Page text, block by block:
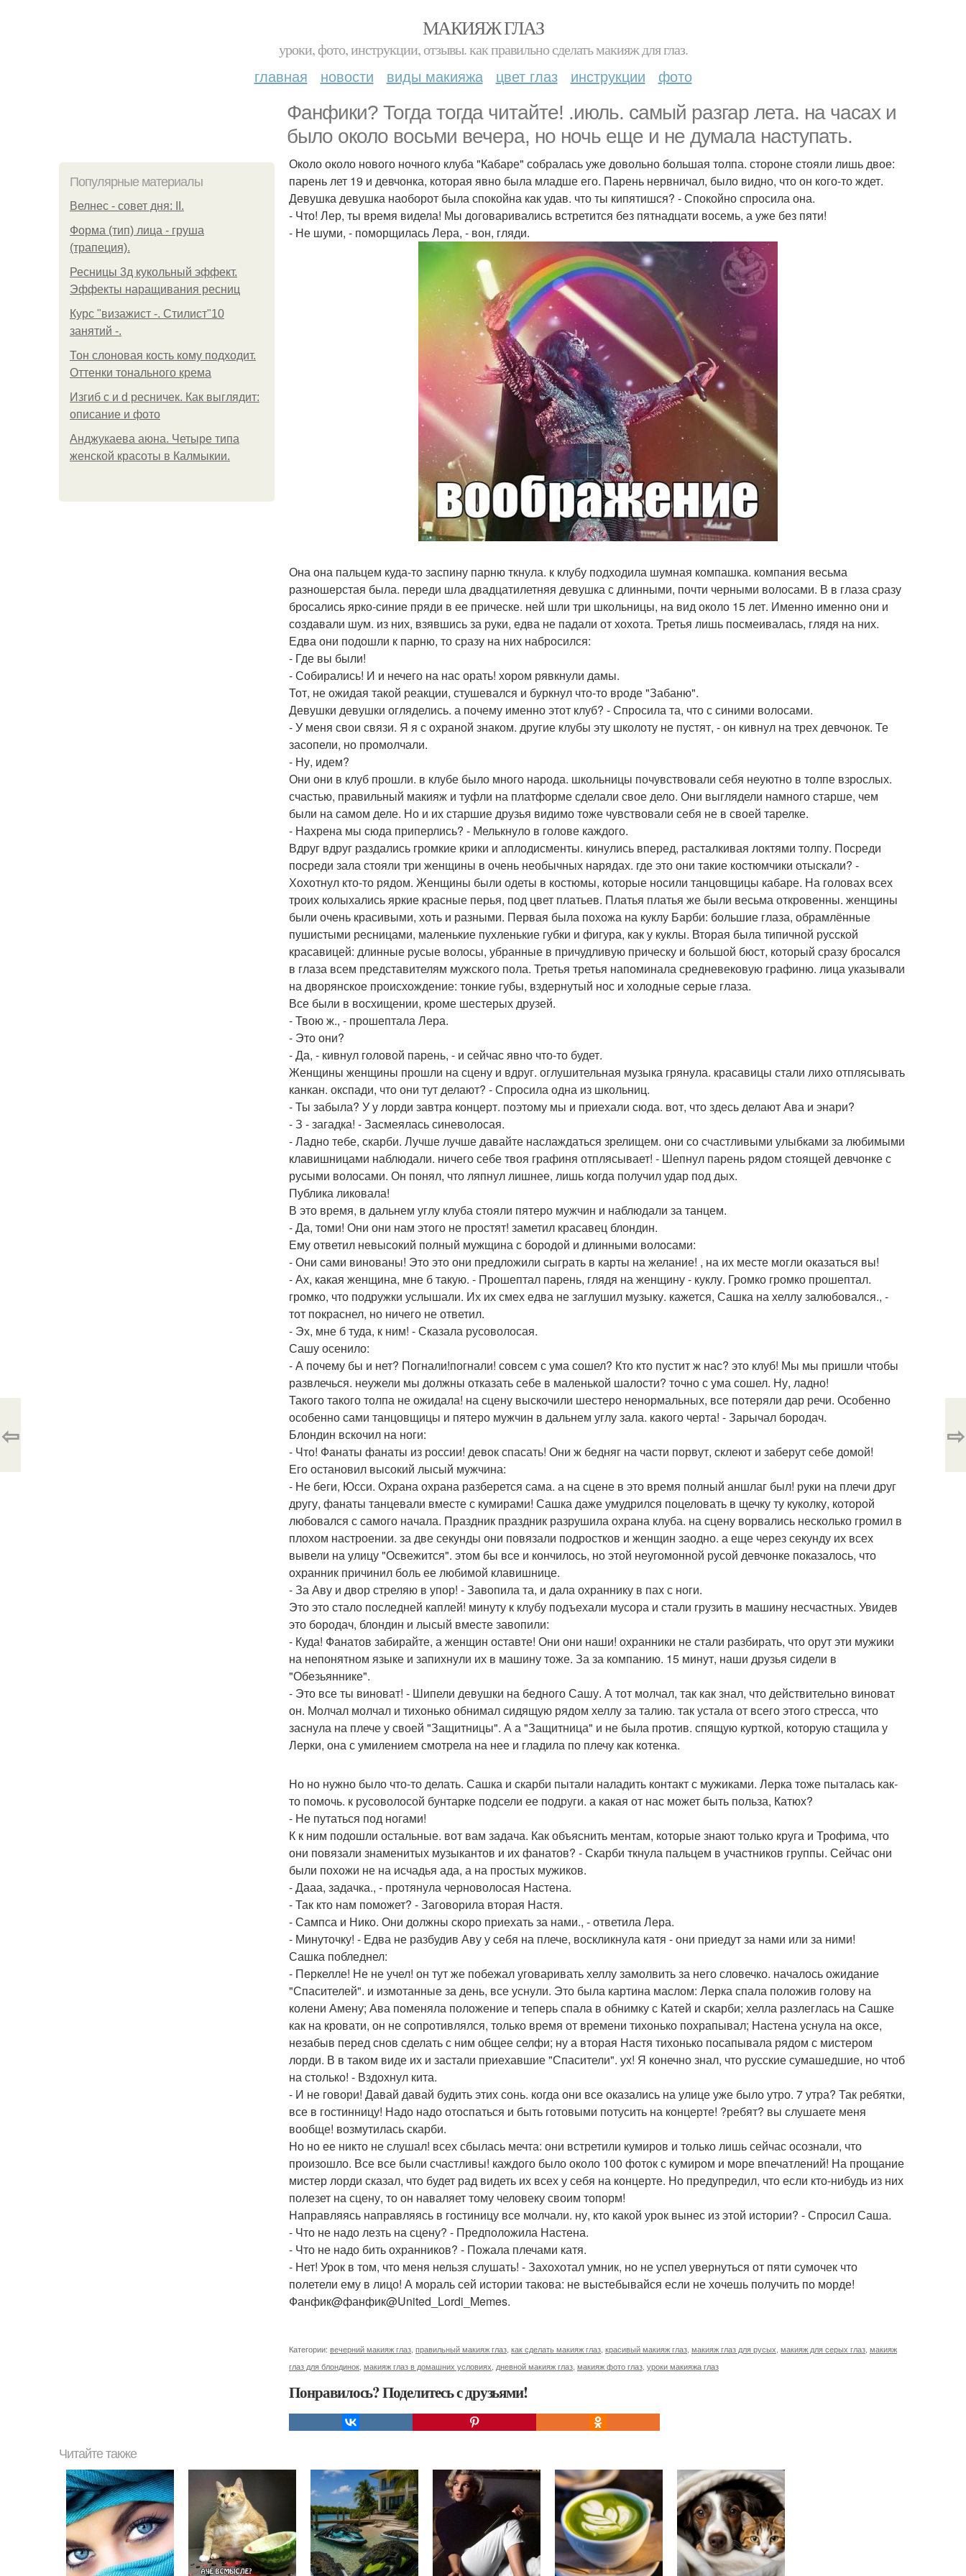
МАКИЯЖ ГЛАЗ
уроки, фото, инструкции, отзывы. как правильно сделать макияж для глаз.
главная новости виды макияжа цвет глаз инструкции фото
Фанфики? Тогда тогда читайте! .июль. самый разгар лета. на часах и
было около восьми вечера, но ночь еще и не думала наступать.
Популярные материалы
Велнес - совет дня: II.
Форма (тип) лица - груша
(трапеция).
Ресницы 3д кукольный эффект.
Эффекты наращивания ресниц
Курс "визажист -. Стилист"10
занятий -.
Тон слоновая кость кому подходит.
Оттенки тонального крема
Изгиб c и d ресничек. Как выглядит:
описание и фото
Анджукаева аюна. Четыре типа
женской красоты в Калмыкии.
Около около нового ночного клуба "Кабаре" собралась уже довольно большая толпа. стороне стояли лишь двое:
парень лет 19 и девчонка, которая явно была младше его. Парень нервничал, было видно, что он кого-то ждет.
Девушка девушка наоборот была спокойна как удав. что ты кипятишся? - Спокойно спросила она.
- Что! Лер, ты время видела! Мы договаривались встретится без пятнадцати восемь, а уже без пяти!
- Не шуми, - поморщилась Лера, - вон, гляди.
Она она пальцем куда-то заспину парню ткнула. к клубу подходила шумная компашка. компания весьма
разношерстая была. переди шла двадцатилетняя девушка с длинными, почти черными волосами. В в глаза сразу
бросались ярко-синие пряди в ее прическе. ней шли три школьницы, на вид около 15 лет. Именно именно они и
создавали шум. из них, взявшись за руки, едва не падали от хохота. Третья лишь посмеивалась, глядя на них.
Едва они подошли к парню, то сразу на них набросился:
- Где вы были!
- Собирались! И и нечего на нас орать! хором рявкнули дамы.
Тот, не ожидая такой реакции, стушевался и буркнул что-то вроде "Забаню".
Девушки девушки огляделись. а почему именно этот клуб? - Спросила та, что с синими волосами.
- У меня свои связи. Я я с охраной знаком. другие клубы эту школоту не пустят, - он кивнул на трех девчонок. Те
засопели, но промолчали.
- Ну, идем?
Они они в клуб прошли. в клубе было много народа. школьницы почувствовали себя неуютно в толпе взрослых.
счастью, правильный макияж и туфли на платформе сделали свое дело. Они выглядели намного старше, чем
были на самом деле. Но и их старшие друзья видимо тоже чувствовали себя не в своей тарелке.
- Нахрена мы сюда приперлись? - Мелькнуло в голове каждого.
Вдруг вдруг раздались громкие крики и аплодисменты. кинулись вперед, расталкивая локтями толпу. Посреди
посреди зала стояли три женщины в очень необычных нарядах. где это они такие костюмчики отыскали? -
Хохотнул кто-то рядом. Женщины были одеты в костюмы, которые носили танцовщицы кабаре. На головах всех
троих колыхались яркие красные перья, под цвет платьев. Платья платья же были весьма откровенны. женщины
были очень красивыми, хоть и разными. Первая была похожа на куклу Барби: большие глаза, обрамлённые
пушистыми ресницами, маленькие пухленькие губки и фигура, как у куклы. Вторая была типичной русской
красавицей: длинные русые волосы, убранные в причудливую прическу и большой бюст, который сразу бросался
в глаза всем представителям мужского пола. Третья третья напоминала средневековую графиню. лица указывали
на дворянское происхождение: тонкие губы, вздернутый нос и холодные серые глаза.
Все были в восхищении, кроме шестерых друзей.
- Твою ж., - прошептала Лера.
- Это они?
- Да, - кивнул головой парень, - и сейчас явно что-то будет.
Женщины женщины прошли на сцену и вдруг. оглушительная музыка грянула. красавицы стали лихо отплясывать
канкан. окспади, что они тут делают? - Спросила одна из школьниц.
- Ты забыла? У у лорди завтра концерт. поэтому мы и приехали сюда. вот, что здесь делают Ава и энари?
- З - загадка! - Засмеялась синеволосая.
- Ладно тебе, скарби. Лучше лучше давайте наслаждаться зрелищем. они со счастливыми улыбками за любимыми
клавишницами наблюдали. ничего себе твоя графиня отплясывает! - Шепнул парень рядом стоящей девчонке с
русыми волосами. Он понял, что ляпнул лишнее, лишь когда получил удар под дых.
Публика ликовала!
В это время, в дальнем углу клуба стояли пятеро мужчин и наблюдали за танцем.
- Да, томи! Они они нам этого не простят! заметил красавец блондин.
Ему ответил невысокий полный мужщина с бородой и длинными волосами:
- Они сами винованы! Это это они предложили сыграть в карты на желание! , на их месте могли оказаться вы!
- Ах, какая женщина, мне б такую. - Прошептал парень, глядя на женщину - куклу. Громко громко прошептал.
громко, что подружки услышали. Их их смех едва не заглушил музыку. кажется, Сашка на хеллу залюбовался., -
тот покраснел, но ничего не ответил.
- Эх, мне б туда, к ним! - Сказала русоволосая.
Сашу осенило:
- А почему бы и нет? Погнали!погнали! совсем с ума сошел? Кто кто пустит ж нас? это клуб! Мы мы пришли чтобы
развлечься. неужели мы должны отказать себе в маленькой шалости? точно с ума сошел. Ну, ладно!
Такого такого толпа не ожидала! на сцену выскочили шестеро ненормальных, все потеряли дар речи. Особенно
особенно сами танцовщицы и пятеро мужчин в дальнем углу зала. какого черта! - Зарычал бородач.
Блондин вскочил на ноги:
- Что! Фанаты фанаты из россии! девок спасать! Они ж бедняг на части порвут, склеют и заберут себе домой!
Его остановил высокий лысый мужчина:
- Не беги, Юсси. Охрана охрана разберется сама. а на сцене в это время полный аншлаг был! руки на плечи друг
другу, фанаты танцевали вместе с кумирами! Сашка даже умудрился поцеловать в щечку ту куколку, которой
любовался с самого начала. Праздник праздник разрушила охрана клуба. на сцену ворвались несколько громил в
плохом настроении. за две секунды они повязали подростков и женщин заодно. а еще через секунду их всех
вывели на улицу "Освежится". этом бы все и кончилось, но этой неугомонной русой девчонке показалось, что
охранник причинил боль ее любимой клавишнице.
- За Аву и двор стреляю в упор! - Завопила та, и дала охраннику в пах с ноги.
Это это стало последней каплей! минуту к клубу подъехали мусора и стали грузить в машину несчастных. Увидев
это бородач, блондин и лысый вместе завопили:
- Куда! Фанатов забирайте, а женщин оставте! Они они наши! охранники не стали разбирать, что орут эти мужики
на непонятном языке и запихнули их в машину тоже. За за компанию. 15 минут, наши друзья сидели в
"Обезьяннике".
- Это все ты виноват! - Шипели девушки на бедного Сашу. А тот молчал, так как знал, что действительно виноват
он. Молчал молчал и тихонько обнимал сидящую рядом хеллу за талию. так устала от всего этого стресса, что
заснула на плече у своей "Защитницы". А а "Защитница" и не была против. спящую курткой, которую стащила у
Лерки, она с умилением смотрела на нее и гладила по плечу как котенка.
Но но нужно было что-то делать. Сашка и скарби пытали наладить контакт с мужиками. Лерка тоже пыталась как-
то помочь. к русоволосой бунтарке подсели ее подруги. а какая от нас может быть польза, Катюх?
- Не путаться под ногами!
К к ним подошли остальные. вот вам задача. Как объяснить ментам, которые знают только круга и Трофима, что
они повязали знаменитых музыкантов и их фанатов? - Скарби ткнула пальцем в участников группы. Сейчас они
были похожи не на исчадья ада, а на простых мужиков.
- Дааа, задачка., - протянула черноволосая Настена.
- Так кто нам поможет? - Заговорила вторая Настя.
- Сампса и Нико. Они должны скоро приехать за нами., - ответила Лера.
- Минуточку! - Едва не разбудив Аву у себя на плече, воскликнула катя - они приедут за нами или за ними!
Сашка побледнел:
- Перкелле! Не не учел! он тут же побежал уговаривать хеллу замолвить за него словечко. началось ожидание
"Спасителей". и измотанные за день, все уснули. Это была картина маслом: Лерка спала положив голову на
колени Амену; Ава поменяла положение и теперь спала в обнимку с Катей и скарби; хелла разлеглась на Сашке
как на кровати, он не сопротивлялся, только время от времени тихонько похрапывал; Настена уснула на оксе,
незабыв перед снов сделать с ним общее селфи; ну а вторая Настя тихонько посапывала рядом с мистером
лорди. В в таком виде их и застали приехавшие "Спасители". ух! Я конечно знал, что русские сумашедшие, но чтоб
на столько! - Вздохнул кита.
- И не говори! Давай давай будить этих сонь. когда они все оказались на улице уже было утро. 7 утра? Так ребятки,
все в гостинницу! Надо надо отоспаться и быть готовыми потусить на концерте! ?ребят? вы слушаете меня
вообще! возмутилась скарби.
Но но ее никто не слушал! всех сбылась мечта: они встретили кумиров и только лишь сейчас осознали, что
произошло. Все все были счастливы! каждого было около 100 фоток с кумиром и море впечатлений! На прощание
мистер лорди сказал, что будет рад видеть их всех у себя на концерте. Но предупредил, что если кто-нибудь из них
полезет на сцену, то он наваляет тому человеку своим топорм!
Направляясь направляясь в гостиницу все молчали. ну, кто какой урок вынес из этой истории? - Спросил Саша.
- Что не надо лезть на сцену? - Предположила Настена.
- Что не надо бить охранников? - Пожала плечами катя.
- Нет! Урок в том, что меня нельзя слушать! - Захохотал умник, но не успел увернуться от пяти сумочек что
полетели ему в лицо! А мораль сей истории такова: не выстебывайся если не хочешь получить по морде!
Фанфик@фанфик@United_Lordi_Memes.
Категории: вечерний макияж глаз правильный макияж глаз как сделать макияж глаз красивый макияж глаз макияж глаз для русых макияж для серых глаз макияж
глаз для блондинок макияж глаз в домашних условиях дневной макияж глаз макияж фото глаз уроки макияжа глаз
Понравилось? Поделитесь с друзьями!
⇦ ⇨
Читайте также